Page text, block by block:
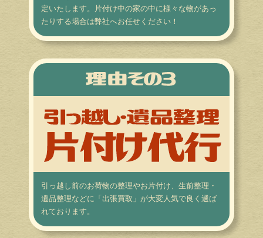
定いたします。片付け中の家の中に様々な物があっ
たりする場合は弊社へお任せください！
引っ越し前のお荷物の整理やお片付け、生前整理・
遺品整理などに「出張買取」が大変人気で良く選ば
れております。